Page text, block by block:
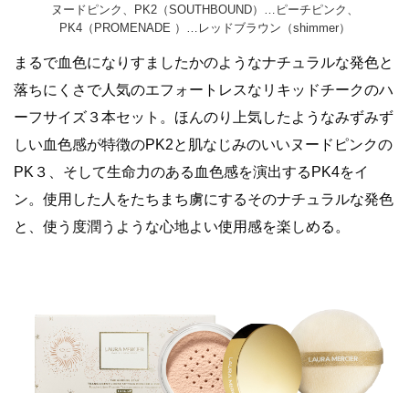
ヌードピンク、PK2（SOUTHBOUND）…ピーチピンク、
PK4（PROMENADE ）…レッドブラウン（shimmer）
まるで血色になりすましたかのようなナチュラルな発色と
落ちにくさで人気のエフォートレスなリキッドチークのハ
ーフサイズ３本セット。ほんのり上気したようなみずみず
しい血色感が特徴のPK2と肌なじみのいいヌードピンクの
PK３、そして生命力のある血色感を演出するPK4をイ
ン。使用した人をたちまち虜にするそのナチュラルな発色
と、使う度潤うような心地よい使用感を楽しめる。